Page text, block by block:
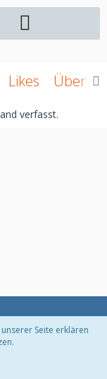
Likes Über
verfasst.
Seite erklären